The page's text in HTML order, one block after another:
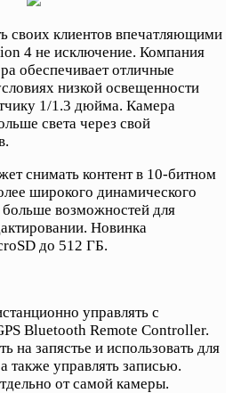
своих клиентов впечатляющими
4 не исключение. Компания
обеспечивает отличные
низкой освещенности
1/1.3 дюйма. Камера
света через свой
снимать контент в 10-битном
широкого динамического
возможностей для
Новинка
до 512 ГБ.
управлять с
Bluetooth Remote Controller.
на запястье и использовать для
также управлять записью.
от самой камеры.